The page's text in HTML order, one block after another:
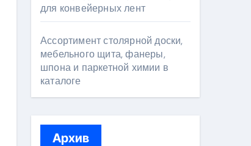
для конвейерных лент
Ассортимент столярной доски,
мебельного щита, фанеры,
шпона и паркетной химии в
каталоге
Архив